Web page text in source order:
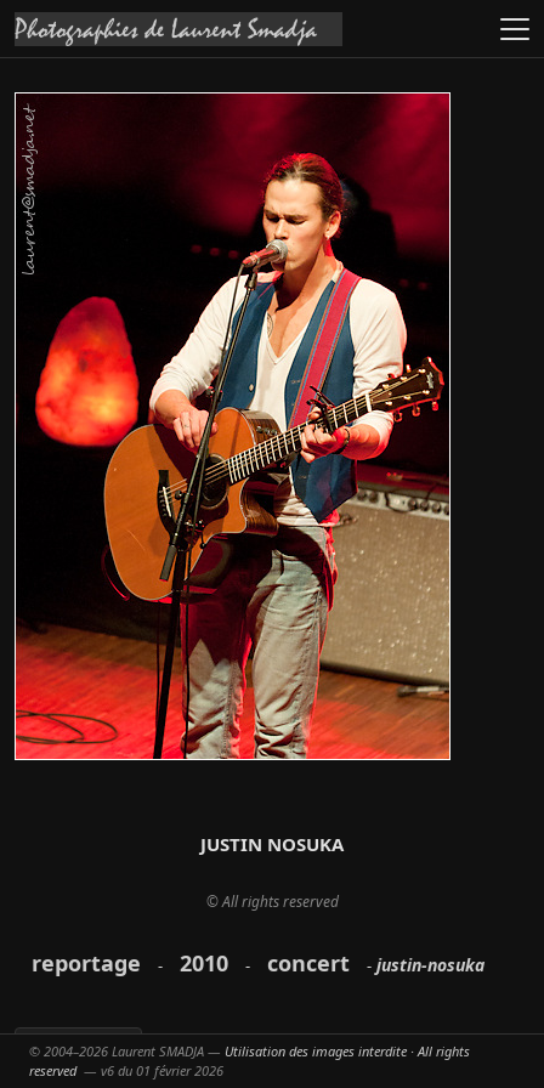
reportage - 2010 - concert - justin-nosuka
Partager
JUSTIN NOSUKA
© All rights reserved
© 2004–2026 Laurent SMADJA — Utilisation des images interdite · All rights
reserved— v6 du 01 février 2026